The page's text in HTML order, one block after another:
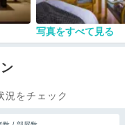
写真をすべて見る
況をチェック